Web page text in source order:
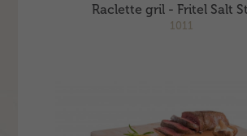
Raclette gril - Fritel Salt
1011